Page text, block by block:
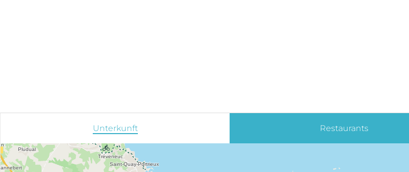
Unterkunft Restaurants